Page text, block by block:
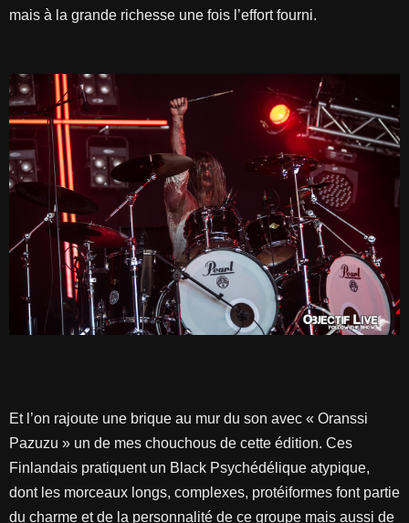
mais à la grande richesse une fois l’effort fourni.
Et l’on rajoute une brique au mur du son avec « Oranssi
Pazuzu » un de mes chouchous de cette édition. Ces
Finlandais pratiquent un Black Psychédélique atypique,
dont les morceaux longs, complexes, protéiformes font partie
du charme et de la personnalité de ce groupe mais aussi de